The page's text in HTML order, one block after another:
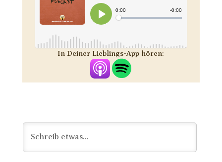
In Deiner Lieblings-App hören: